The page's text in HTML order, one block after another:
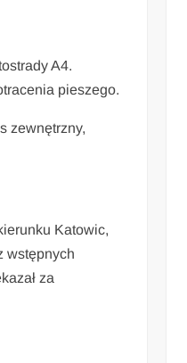
A4.
pieszego.
zewnętrzny,
Katowic,
wstępnych
za